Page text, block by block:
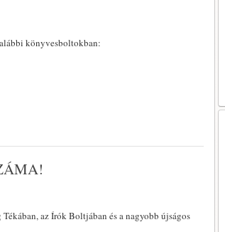
könyvesboltokban:
az Írók Boltjában és a nagyobb újságos